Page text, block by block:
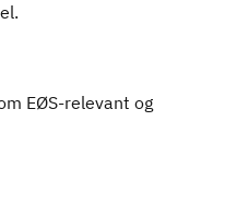
EØS-relevant og